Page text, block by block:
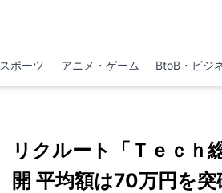
スポーツ アニメ・ゲーム BtoB・ビジ
リクルート「Ｔｅｃｈ
開 平均額は70万円を